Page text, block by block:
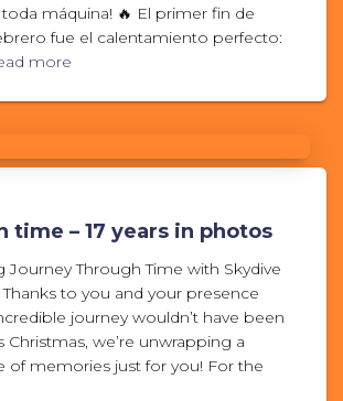
toda máquina! 🔥 El primer fin de
fue el calentamiento perfecto:
more
time – 17 years in photos
Journey Through Time with Skydive
Thanks to you and your presence
journey wouldn’t have been
Christmas, we’re unwrapping a
of memories just for you! For the